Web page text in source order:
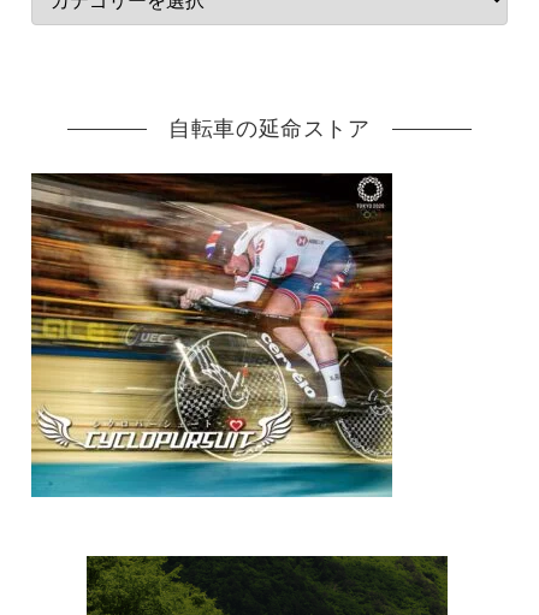
自転車の延命ストア